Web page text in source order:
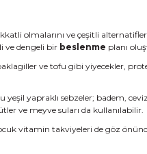
olmalarını ve çeşitli
ve dengeli bir beslenme planı
ve tofu gibi yiyecekler,
yapraklı sebzeler; badem,
ve meyve suları da kullanılabilir.
vitamin takviyeleri de göz